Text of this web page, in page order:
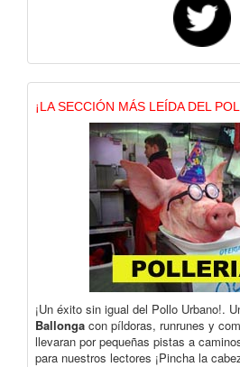
¡LA SECCIÓN MÁS LEÍDA DEL
¡Un éxito sin igual del Pollo Urbano!.
Ballonga con píldoras, runrunes y
llevaran por pequeñas pistas a
para nuestros lectores ¡Pincha la